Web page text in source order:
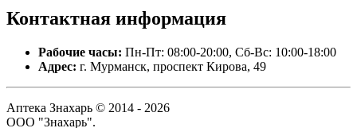
Контактная информация
Рабочие часы: Пн-Пт: 08:00-20:00, Сб-Вс: 10:00-18:00
Адрес: г. Мурманск, проспект Кирова, 49
Аптека Знахарь © 2014 - 2026
ООО "Знахарь".